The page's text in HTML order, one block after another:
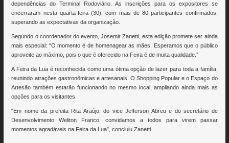
dependências do Terminal Rodoviário. As inscrições para os expositores se
encerraram nesta quarta-feira (30), com mais de 80 participantes confirmados,
superando as expectativas da organização.
Segundo o coordenador do evento, Josemir Zanetti, esta edição promete ser ainda
mais especial: “O momento é de homenagear as mães. Esperamos que o público
aproveite ao máximo, pois o que é oferecido na Feira é de muita qualidade.”
A Feira da Lua é reconhecida como uma ótima opção de lazer para toda a família,
reunindo atrações gastronômicas e artesanais. O Shopping Popular e o Espaço do
Artesão também estarão funcionando no mesmo local, ampliando ainda mais as
opções para os visitantes.
“Em nome da prefeita Rita Araújo, do vice Jefferson Abreu e do secretário de
Desenvolvimento Weliton Franco, convidamos a todos para virem passar
momentos agradáveis na Feira da Lua”, concluiu Zanetti.